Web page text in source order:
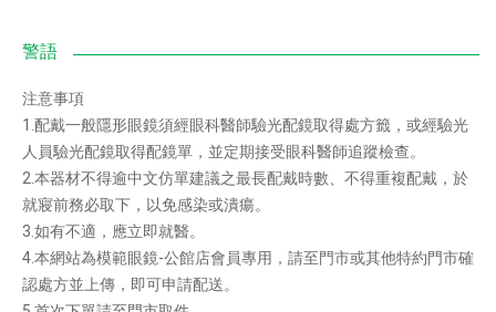
注意事項
1.配戴一般隱形眼鏡須經眼科醫師驗光配鏡取得處方籤，或經驗光
人員驗光配鏡取得配鏡單，並定期接受眼科醫師追蹤檢查。
2.本器材不得逾中文仿單建議之最長配戴時數、不得重複配戴，於
就寢前務必取下，以免感染或潰瘍。
3.如有不適，應立即就醫。
4.本網站為模範眼鏡-公館店會員專用，請至門市或其他特約門市確
認處方並上傳，即可申請配送。